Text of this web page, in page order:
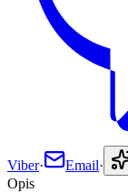
Viber· Email·
Opis